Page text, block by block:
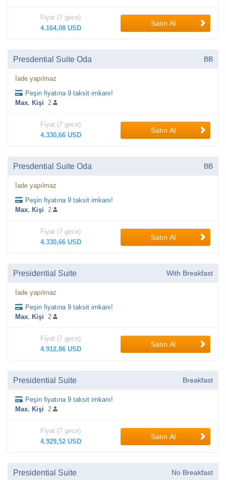
Fiyat (7 gece)
4.164,08 USD
Satın Al
Presdential Suite Oda BB
İade yapılmaz
Peşin fiyatına 9 taksit imkanı!
Max. Kişi 2
Fiyat (7 gece)
4.330,66 USD
Satın Al
Presdential Suite Oda BB
İade yapılmaz
Peşin fiyatına 9 taksit imkanı!
Max. Kişi 2
Fiyat (7 gece)
4.330,66 USD
Satın Al
Presidential Suite With Breakfast
İade yapılmaz
Peşin fiyatına 9 taksit imkanı!
Max. Kişi 2
Fiyat (7 gece)
4.912,86 USD
Satın Al
Presidential Suite Breakfast
Peşin fiyatına 9 taksit imkanı!
Max. Kişi 2
Fiyat (7 gece)
4.929,52 USD
Satın Al
Presidential Suite No Breakfast